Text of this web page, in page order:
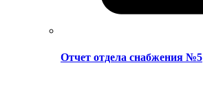
Отчет отдела снабжения №5